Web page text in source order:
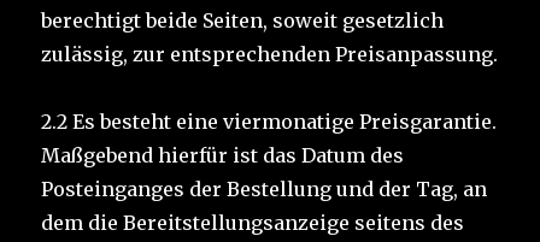
berechtigt beide Seiten, soweit gesetzlich
zulässig, zur entsprechenden Preisanpassung.
2.2 Es besteht eine viermonatige Preisgarantie.
Maßgebend hierfür ist das Datum des
Posteinganges der Bestellung und der Tag, an
dem die Bereitstellungsanzeige seitens des